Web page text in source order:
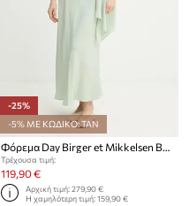
-25%
-5% ΜΕ ΚΩΔΙΚΟ: TAN
Τρέχουσα τιμή:
119,90 €
Αρχική τιμή:279,90 €
Η χαμηλότερη τιμή:159,90 €